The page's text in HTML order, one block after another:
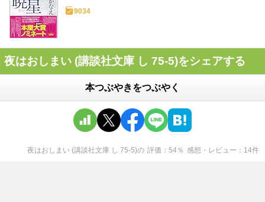
9034
夜はおしまい (講談社文庫 し 75-5)をシェアする
本つぶやきをつぶやく
夜はおしまい (講談社文庫 し 75-5)の 評価 54％ 感想・レビュー 14件